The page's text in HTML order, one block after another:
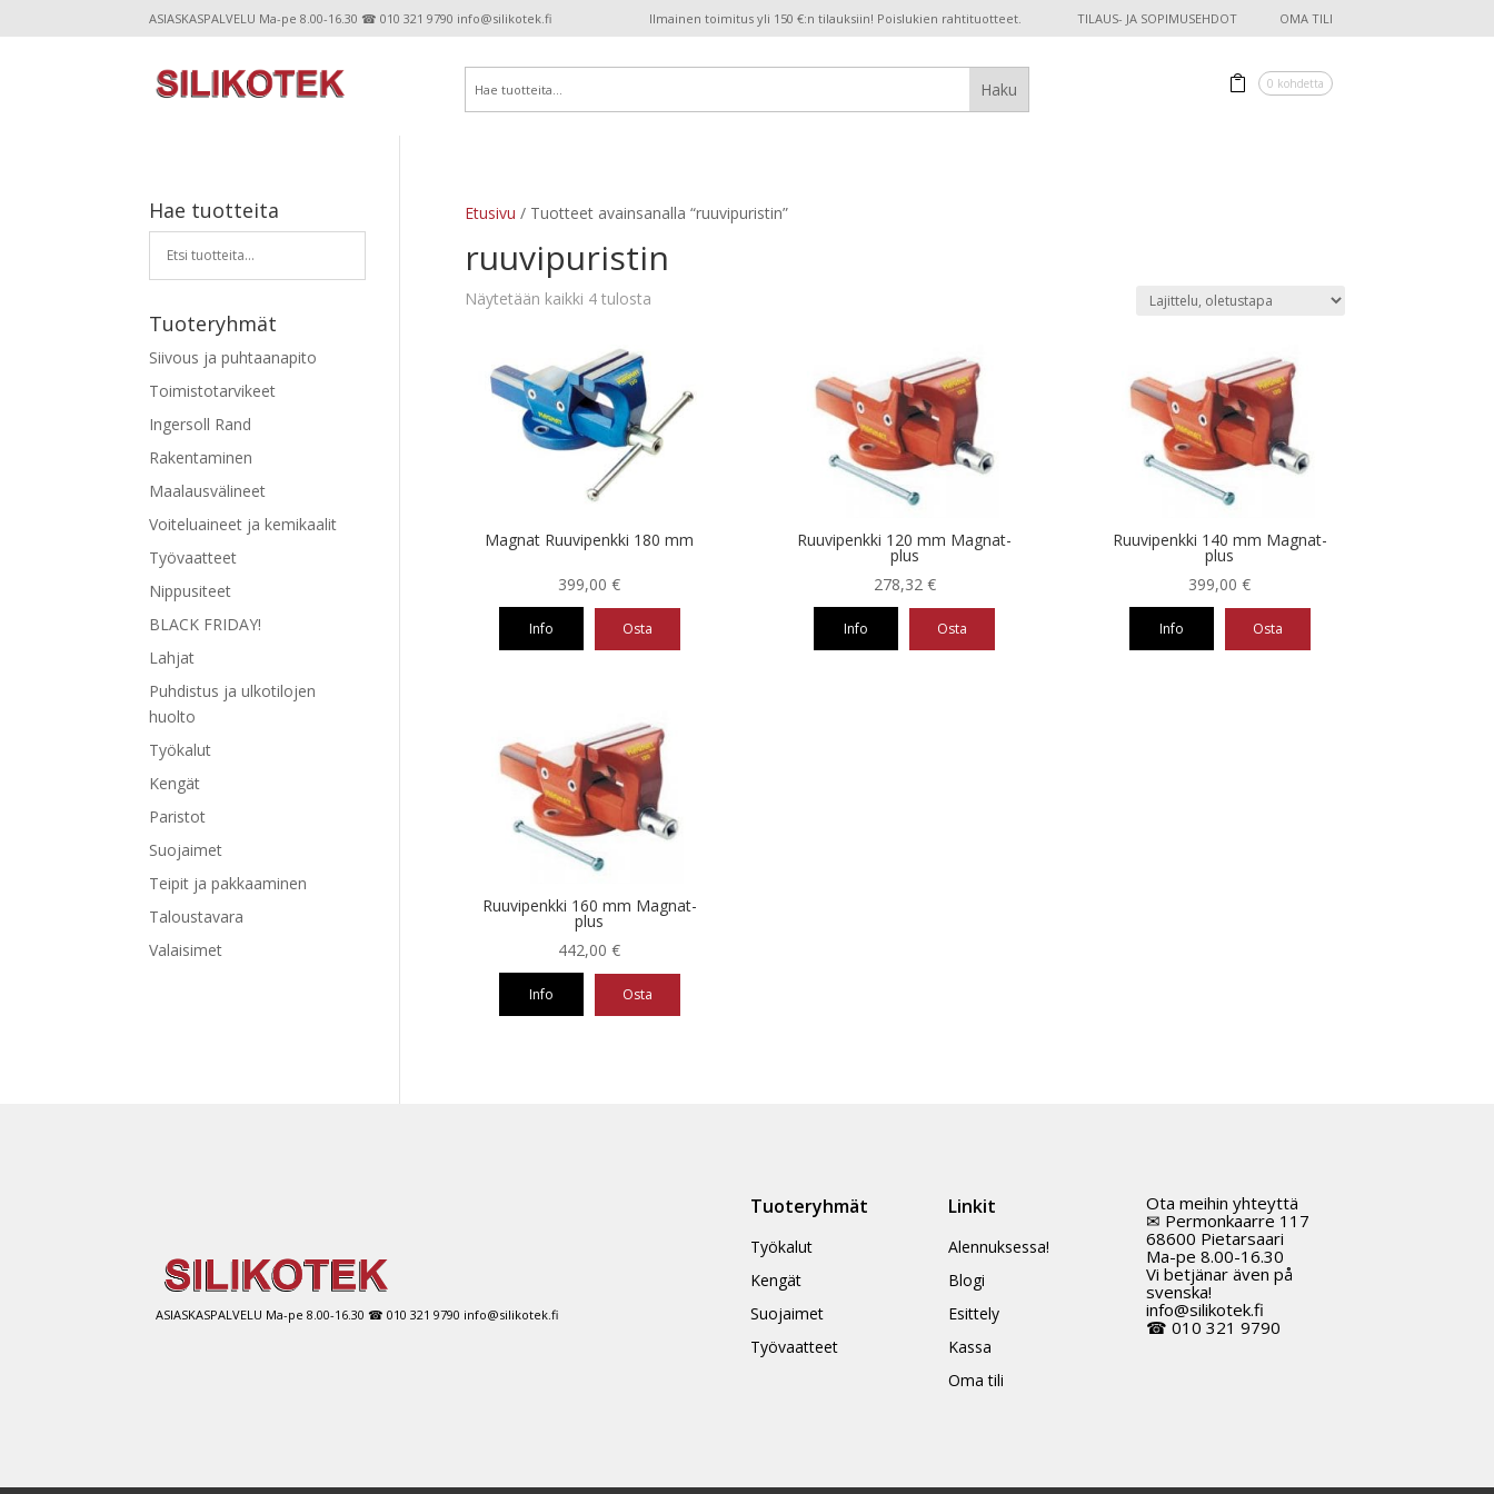
ASIASKASPALVELU Ma-pe 8.00-16.30 ☎ 010 321 9790 info@silikotek.fi Ilmainen toimitus yli 150 €:n tilauksiin! Poislukien rahtituotteet. TILAUS- JA SOPIMUSEHDOT OMA TILI
0 kohdetta
Etusivu / Tuotteet avainsanalla “ruuvipuristin”
ruuvipuristin
Näytetään kaikki 4 tulosta
Magnat Ruuvipenkki 180 mm
399,00€
Info Osta
Ruuvipenkki 120 mm Magnat-
plus
278,32 €
Info Osta
Ruuvipenkki 140 mm Magnat-
plus
399,00€
Info Osta
Ruuvipenkki 160 mm Magnat-
plus
442,00€
Info Osta
Hae tuotteita
Tuoteryhmät
Siivous ja puhtaanapito
Toimistotarvikeet
Ingersoll Rand
Rakentaminen
Maalausvälineet
Voiteluaineet ja kemikaalit
Työvaatteet
Nippusiteet
BLACK FRIDAY!
Lahjat
Puhdistus ja ulkotilojen
huolto
Työkalut
Kengät
Paristot
Suojaimet
Teipit ja pakkaaminen
Taloustavara
Valaisimet
ASIASKASPALVELU Ma-pe 8.00-16.30 ☎ 010 321 9790 info@silikotek.fi
Tuoteryhmät
Työkalut
Kengät
Suojaimet
Työvaatteet
Linkit
Alennuksessa!
Blogi
Esittely
Kassa
Oma tili
Ota meihin yhteyttä
✉ Permonkaarre 117
68600 Pietarsaari
Ma-pe 8.00-16.30
Vi betjänar även på
svenska!
info@silikotek.fi
☎ 010 321 9790